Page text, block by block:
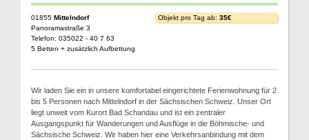
01855 Mittelndorf
Panoramastraße 3
Telefon: 035022 - 40 7 63
5 Betten + zusätzlich Aufbettung
Objekt pro Tag ab: 35€
Wir laden Sie ein in unsere komfortabel eingerichtete Ferienwohnung für 2
bis 5 Personen nach Mittelndorf in der Sächsischen Schweiz. Unser Ort
liegt unweit vom Kurort Bad Schandau und ist ein zentraler
Ausgangspunkt für Wanderungen und Ausflüge in die Böhmische- und
Sächsische Schweiz. Wir haben hier eine Verkehrsanbindung mit dem